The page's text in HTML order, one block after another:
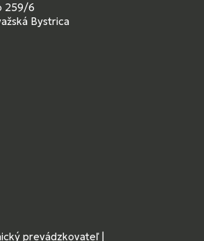
259/6
Bystrica
prevádzkovateľ|